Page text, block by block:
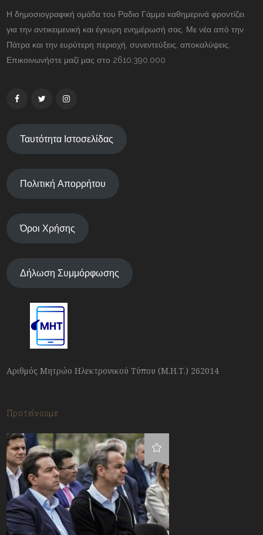
Η δημοσιογραφική ομάδα του Ραδιο Γάμμα καθημερινά φροντίζει
για την αντικειμενική και έγκυρη ενημέρωσή σας. Με νέα από την
Πάτρα και την ευρύτερη περιοχή, συνεντεύξεις, αποκαλύψεις.
Επικοινωνήστε μαζί μας στο 2610.390.000
Ταυτότητα Ιστοσελίδας
Πολιτική Απορρήτου
Όροι Χρήσης
Δήλωση Συμμόρφωσης
Αριθμός Μητρώο Ηλεκτρονικού Τύπου (Μ.Η.Τ.) 262014
Προτείνουμε